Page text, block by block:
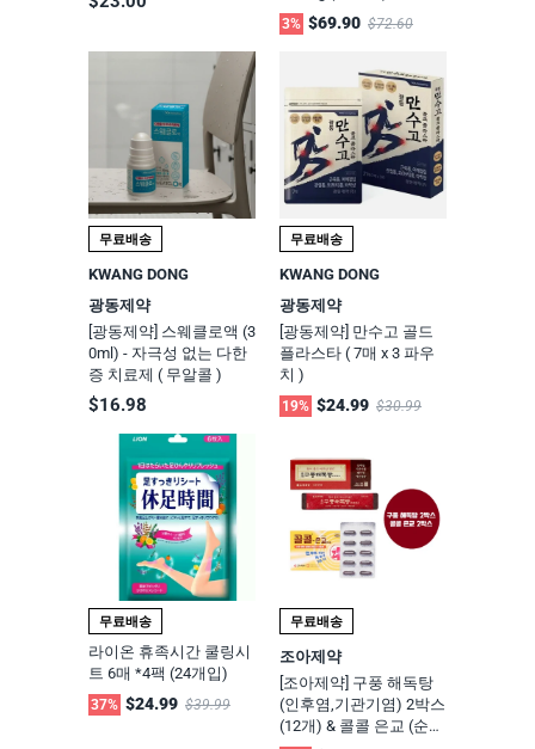
3% $69.90 $72.60
무료배송
KWANG DONG
광동제약
[광동제약] 스웨클로액 (3
0ml) - 자극성 없는 다한
증 치료제 ( 무알콜 )
$16.98
무료배송
KWANG DONG
광동제약
[광동제약] 만수고 골드
플라스타 ( 7매 x 3 파우
치 )
19% $24.99 $30.99
무료배송
라이온 휴족시간 쿨링시
트 6매 *4팩 (24개입)
37% $24.99 $39.99
무료배송
조아제약
[조아제약] 구풍 해독탕
(인후염,기관기염) 2박스
(12개) & 콜콜 은교 (순수